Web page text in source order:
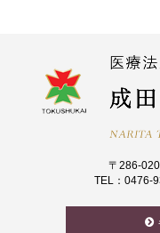
〒286-
TEL：0476-